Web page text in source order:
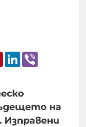
Pinterest
LinkedIn
на